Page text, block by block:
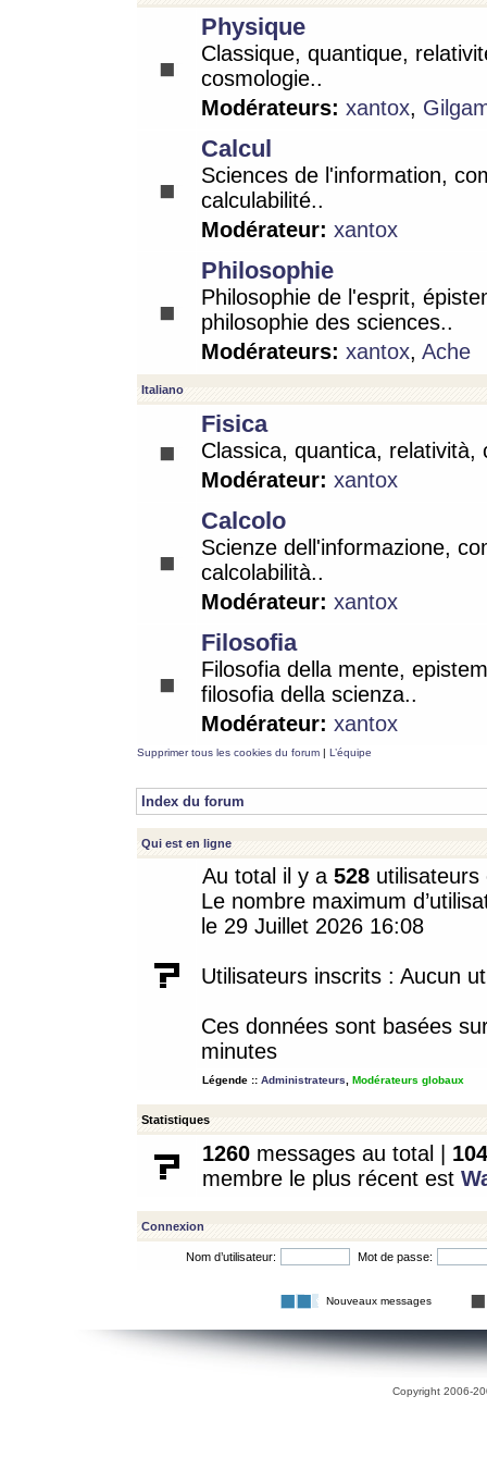
Physique
Classique, quantique,
cosmologie..
Modérateurs: xantox,
Calcul
Sciences de l'information,
calculabilité..
Modérateur: xantox
Philosophie
Philosophie de l'esprit,
philosophie des sciences..
Modérateurs: xantox, Ache
Italiano
Fisica
Classica, quantica, relatività,
Modérateur: xantox
Calcolo
Scienze dell'informazione,
calcolabilità..
Modérateur: xantox
Filosofia
Filosofia della mente,
filosofia della scienza..
Modérateur: xantox
Supprimer tous les cookies du forum | L’équipe
Index du forum
Qui est en ligne
Au total il y a 528
Le nombre maximum
le 29 Juillet 2026 16:08
Utilisateurs inscrits : Aucun
Ces données sont basées
minutes
Légende :: Administrateurs Modérateurs globaux
Statistiques
1260 messages au total | 104
membre le plus récent est
Connexion
Nom d’utilisateur: Mot de passe:
Nouveaux messages
Copyright 2006-